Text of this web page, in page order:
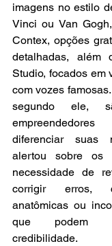
imagens no estilo
Vinci ou Van
Contex, opções
detalhadas,
Studio, focados em
com vozes
segundo ele,
diferenciar suas
alertou sobre os
necessidade de
corrigir erros,
anatômicas ou
que podem
credibilidade.